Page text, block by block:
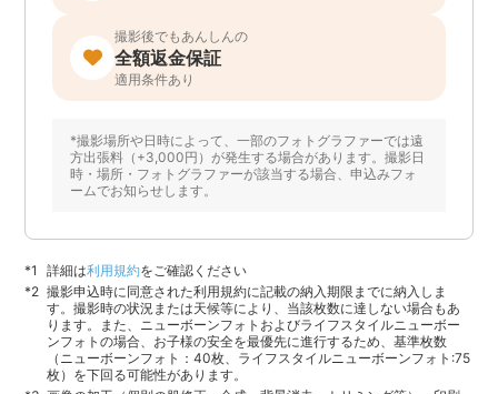
撮影後でもあんしんの
全額返金保証
適用条件あり
*撮影場所や日時によって、一部のフォトグラファーでは遠
方出張料（+3,000円）が発生する場合があります。撮影日
時・場所・フォトグラファーが該当する場合、申込みフォ
ームでお知らせします。
詳細は利用規約をご確認ください
撮影申込時に同意された利用規約に記載の納入期限までに納入しま
す。撮影時の状況または天候等により、当該枚数に達しない場合もあ
ります。また、ニューボーンフォトおよびライフスタイルニューボー
ンフォトの場合、お子様の安全を最優先に進行するため、基準枚数
（ニューボーンフォト：40枚、ライフスタイルニューボーンフォト:75
枚）を下回る可能性があります。